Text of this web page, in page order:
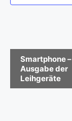
r
Smartphone –
Ausgabe der
Leihgeräte